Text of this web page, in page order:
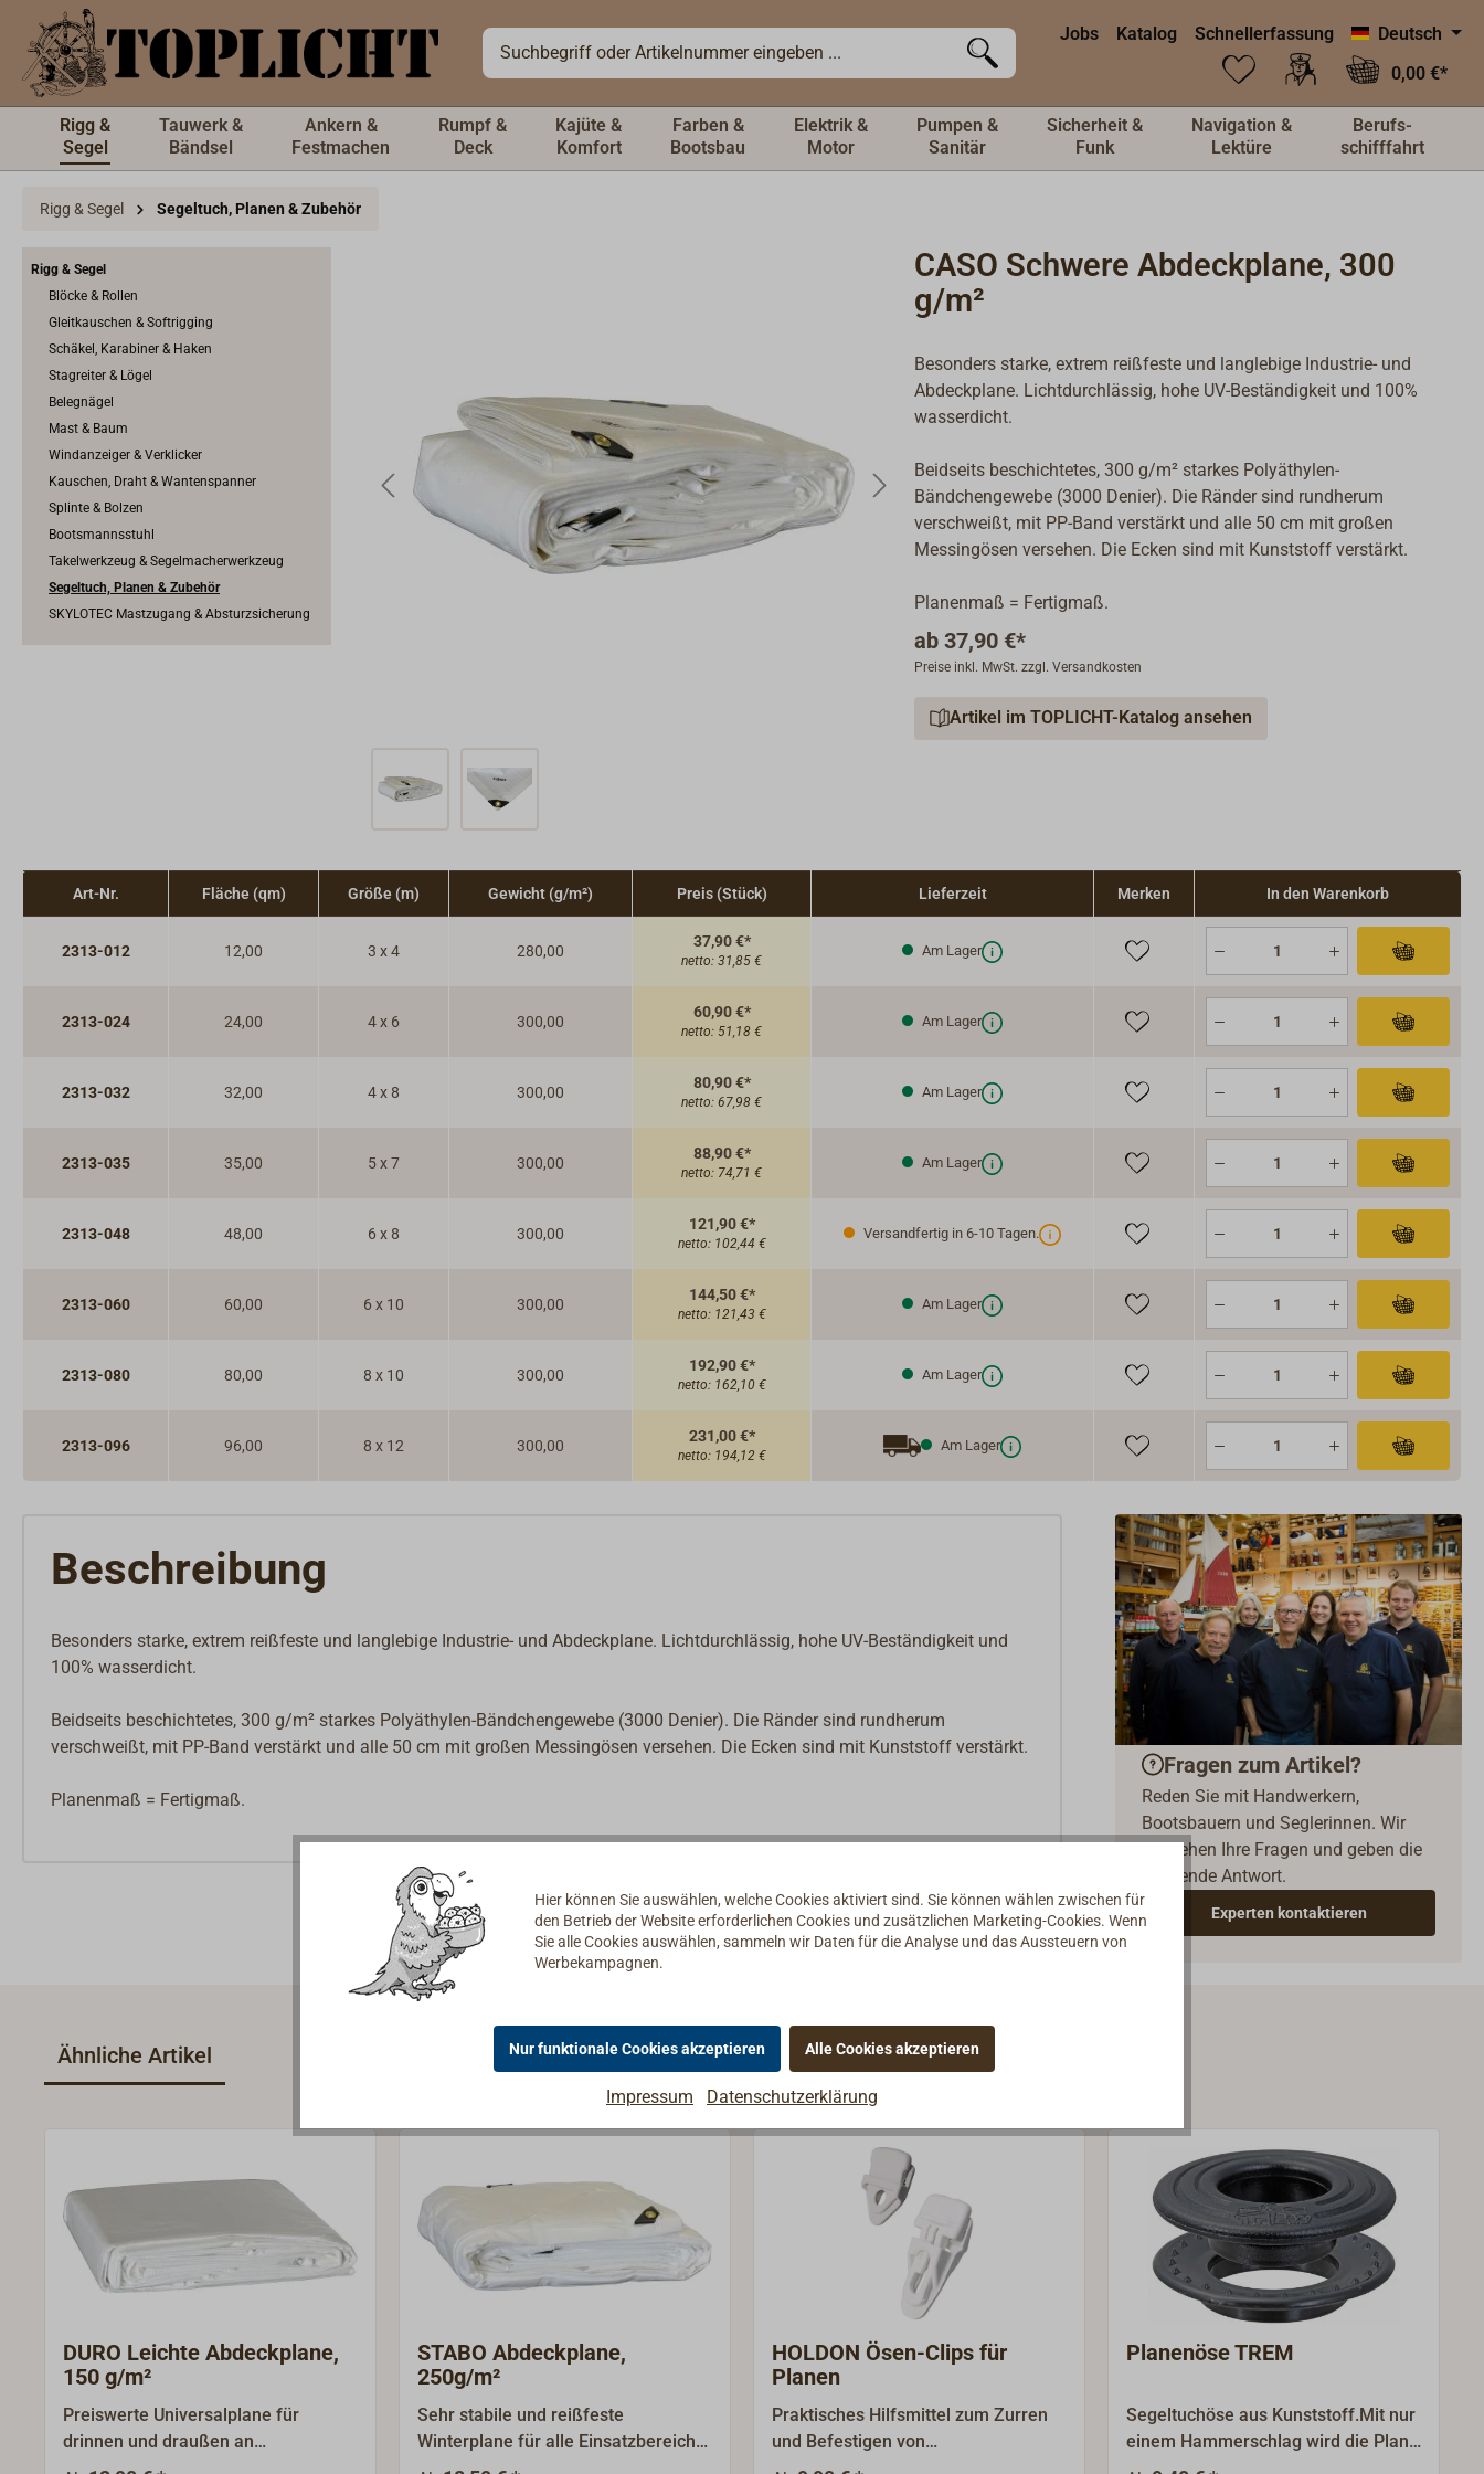
springen Jobs Katalog Schnellerfassung
Deutsch
0,00 €*
Rigg &
Segel
Tauwerk &
Bändsel
Ankern &
Festmachen
Rumpf &
Deck
Kajüte &
Komfort
Farben &
Bootsbau
Elektrik &
Motor
Pumpen &
Sanitär
Sicherheit &
Funk
Navigation &
Lektüre
Berufs-
schifffahrt
Rigg & Segel Segeltuch, Planen & Zubehör
Rigg & Segel
Blöcke & Rollen
Gleitkauschen & Softrigging
Schäkel, Karabiner & Haken
Stagreiter & Lögel
Belegnägel
Mast & Baum
Windanzeiger & Verklicker
Kauschen, Draht & Wantenspanner
Splinte & Bolzen
Bootsmannsstuhl
Takelwerkzeug & Segelmacherwerkzeug
Segeltuch, Planen & Zubehör
SKYLOTEC Mastzugang & Absturzsicherung
CASO Schwere Abdeckplane, 300
g/m²
Besonders starke, extrem reißfeste und langlebige Industrie- und
Abdeckplane. Lichtdurchlässig, hohe UV-Beständigkeit und 100%
wasserdicht.
Beidseits beschichtetes, 300 g/m² starkes Polyäthylen-
Bändchengewebe (3000 Denier). Die Ränder sind rundherum
verschweißt, mit PP-Band verstärkt und alle 50 cm mit großen
Messingösen versehen. Die Ecken sind mit Kunststoff verstärkt.
Planenmaß = Fertigmaß.
ab 37,90 €*
Preise inkl. MwSt. zzgl. Versandkosten
Artikel im TOPLICHT-Katalog ansehen
Art-Nr. Fläche (qm) Größe (m) Gewicht (g/m²) Preis (Stück) Lieferzeit Merken In den Warenkorb
2313-012 12,00 3 x 4 280,00
37,90 €*
netto: 31,85 €
Am Lager
2313-024 24,00 4 x 6 300,00
60,90 €*
netto: 51,18 €
Am Lager
2313-032 32,00 4 x 8 300,00
80,90 €*
netto: 67,98 €
Am Lager
2313-035 35,00 5 x 7 300,00
88,90 €*
netto: 74,71 €
Am Lager
2313-048 48,00 6 x 8 300,00
121,90 €*
netto: 102,44 €
Versandfertig in 6-10 Tagen.
2313-060 60,00 6 x 10 300,00
144,50 €*
netto: 121,43 €
Am Lager
2313-080 80,00 8 x 10 300,00
192,90 €*
netto: 162,10 €
Am Lager
2313-096 96,00 8 x 12 300,00
231,00 €*
netto: 194,12 €
Am Lager
Beschreibung
Besonders starke, extrem reißfeste und langlebige Industrie- und Abdeckplane. Lichtdurchlässig, hohe UV-Beständigkeit und
100% wasserdicht.
Beidseits beschichtetes, 300 g/m² starkes Polyäthylen-Bändchengewebe (3000 Denier). Die Ränder sind rundherum
verschweißt, mit PP-Band verstärkt und alle 50 cm mit großen Messingösen versehen. Die Ecken sind mit Kunststoff verstärkt.
Planenmaß = Fertigmaß.
Fragen zum Artikel?
Reden Sie mit Handwerkern,
Bootsbauern und Seglerinnen. Wir
verstehen Ihre Fragen und geben die
passende Antwort.
Experten kontaktieren
Ähnliche Artikel
DURO Leichte Abdeckplane,
150 g/m²
Preiswerte Universalplane für
drinnen und draußen an
windgeschützten Einsatzstellen. Die
STABO Abdeckplane,
250g/m²
Sehr stabile und reißfeste
Winterplane für alle Einsatzbereiche.
Lichtdurchlässig, hohe UV-
HOLDON Ösen-Clips für
Planen
Praktisches Hilfsmittel zum Zurren
und Befestigen von
Kunststoffplanen. Zur Montage
Planenöse TREM
Segeltuchöse aus Kunststoff.Mit nur
einem Hammerschlag wird die Plane
gelocht und die Öse fest fixiert. Bei
Hier können Sie auswählen, welche Cookies aktiviert sind. Sie können wählen zwischen für
den Betrieb der Website erforderlichen Cookies und zusätzlichen Marketing-Cookies. Wenn
Sie alle Cookies auswählen, sammeln wir Daten für die Analyse und das Aussteuern von
Werbekampagnen.
Nur funktionale Cookies akzeptieren Alle Cookies akzeptieren
Impressum Datenschutzerklärung